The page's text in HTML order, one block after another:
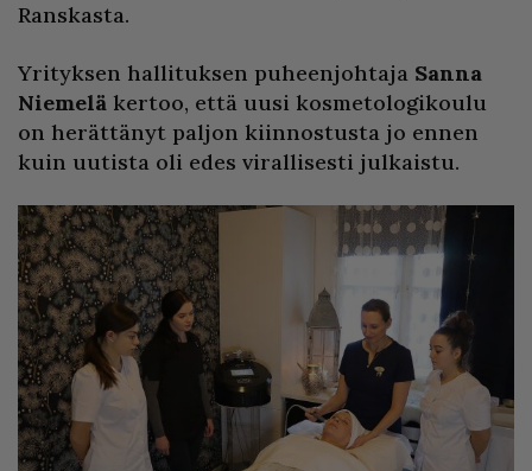
Ranskasta.
Yrityksen hallituksen puheenjohtaja Sanna
Niemelä kertoo, että uusi kosmetologikoulu
on herättänyt paljon kiinnostusta jo ennen
kuin uutista oli edes virallisesti julkaistu.